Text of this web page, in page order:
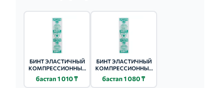
БИНТ ЭЛАСТИЧНЫЙ
КОМПРЕССИОННЫЙ
РАСТЯЖИМОСТЬ
бастап 1 010 ₸
БИНТ ЭЛАСТИЧНЫЙ
КОМПРЕССИОННЫЙ
РАСТЯЖИМОСТЬ
бастап 1 080 ₸